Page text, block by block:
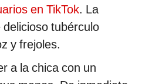
en TikTok. La
tubérculo
y frejoles.
a la chica con un